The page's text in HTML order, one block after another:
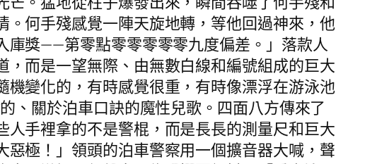
何手殘感覺一陣天旋地轉，等他回過神來，他
庫獎——第零點零零零零零九度偏差。」落款人
而是一望無際、由無數白線和編號組成的巨大
變化的，有時感覺很重，有時像漂浮在游泳池
、關於泊車口訣的魔性兒歌。四面八方傳來了
手裡拿的不是警棍，而是長長的測量尺和巨大
極！」領頭的泊車警察用一個擴音器大喊，聲